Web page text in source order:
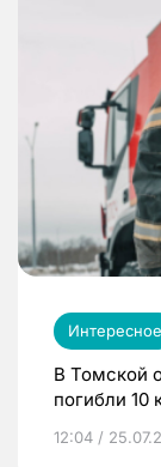
Интересное
В Томской
погибли 10
12:04 /